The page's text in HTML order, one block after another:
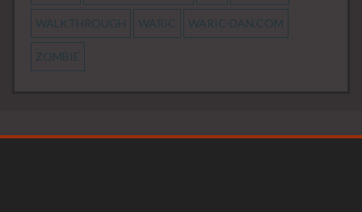
WALKTHROUGH WARIC WARIC-DAN.COM
ZOMBIE